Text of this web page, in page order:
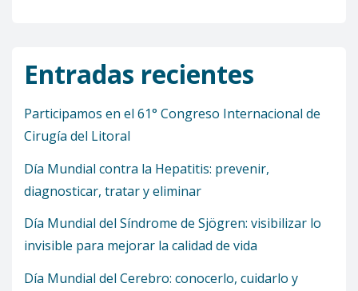
Entradas recientes
Participamos en el 61° Congreso Internacional de
Cirugía del Litoral
Día Mundial contra la Hepatitis: prevenir,
diagnosticar, tratar y eliminar
Día Mundial del Síndrome de Sjögren: visibilizar lo
invisible para mejorar la calidad de vida
Día Mundial del Cerebro: conocerlo, cuidarlo y